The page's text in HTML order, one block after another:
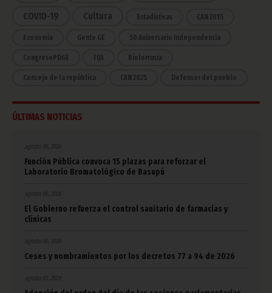
COVID-19 Cultura Estadísticas CAN 2015
Economía Gente GE 50 Aniversario Independencia
CongresoPDGE FIJA Bielorrusia
Consejo de la república CAN 2025 Defensor del pueblo
ÚLTIMAS NOTICIAS
agosto 06, 2026
Función Pública convoca 15 plazas para reforzar el
Laboratorio Bromatológico de Basupú
agosto 06, 2026
El Gobierno refuerza el control sanitario de farmacias y
clínicas
agosto 06, 2026
Ceses y nombramientos por los decretos 77 a 94 de 2026